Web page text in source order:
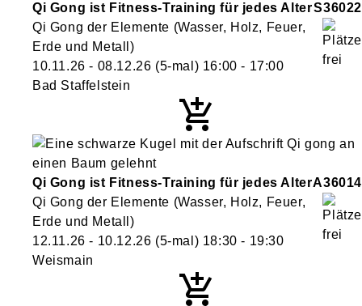
Qi Gong ist Fitness-Training für jedes AlterS36022
Qi Gong der Elemente (Wasser, Holz, Feuer,
Erde und Metall)
10.11.26 - 08.12.26 (5-mal) 16:00 - 17:00
Bad Staffelstein
Qi Gong ist Fitness-Training für jedes AlterA36014
Qi Gong der Elemente (Wasser, Holz, Feuer,
Erde und Metall)
12.11.26 - 10.12.26 (5-mal) 18:30 - 19:30
Weismain